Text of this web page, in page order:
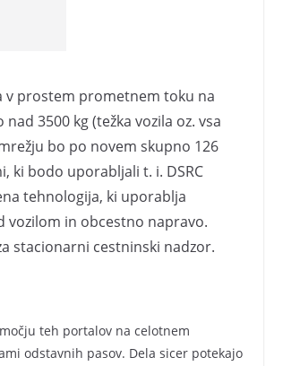
v prostem prometnem toku na
3500 kg (težka vozila oz. vsa
bo po novem skupno 126
ki bodo uporabljali t. i. DSRC
tehnologija, ki uporablja
vozilom in obcestno napravo.
stacionarni cestninski nadzor.
teh portalov na celotnem
odstavnih pasov. Dela sicer potekajo